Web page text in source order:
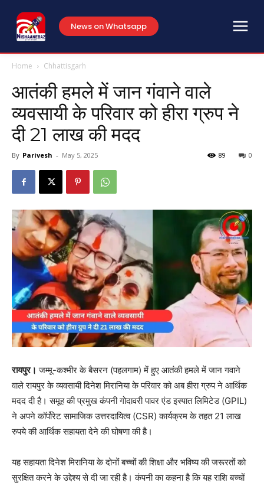
News on Whatsapp
Home Chhattisgarh
आतंकी हमले में जान गंवाने वाले
व्यवसायी के परिवार को हीरा ग्रुप ने
दी 21 लाख की मदद
By Parivesh - May 5, 2025 0
89
रायपुर। जम्मू-कश्मीर के बैसरन (पहलगाम) में हुए आतंकी हमले में जान गवाने
वाले रायपुर के व्यवसायी दिनेश मिरानिया के परिवार को अब हीरा ग्रुप ने आर्थिक
मदद दी है। समूह की प्रमुख कंपनी गोदावरी पावर एंड इस्पात लिमिटेड (GPIL)
ने अपने कॉर्पोरेट सामाजिक उत्तरदायित्व (CSR) कार्यक्रम के तहत 21 लाख
रुपये की आर्थिक सहायता देने की घोषणा की है।
यह सहायता दिनेश मिरानिया के दोनों बच्चों की शिक्षा और भविष्य की जरूरतों को
सुरक्षित करने के उद्देश्य से दी जा रही है। कंपनी का कहना है कि यह राशि बच्चों